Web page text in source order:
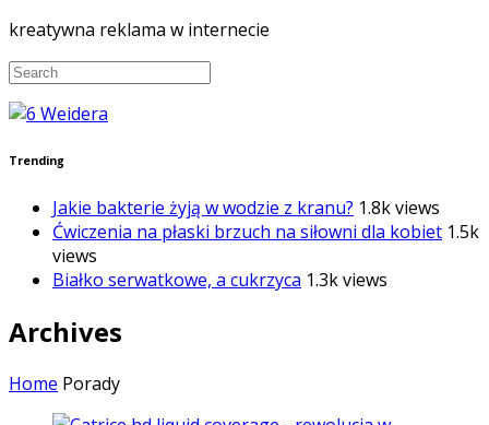
kreatywna reklama w internecie
Trending
Jakie bakterie żyją w wodzie z kranu? 1.8k views
Ćwiczenia na płaski brzuch na siłowni dla kobiet 1.5k
views
Białko serwatkowe, a cukrzyca 1.3k views
Archives
Home Porady